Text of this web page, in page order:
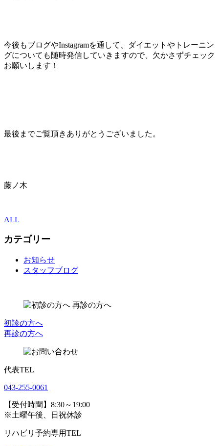
今後もブログやInstagramを通して、ダイエットやトレーニン
グについても随時発信していきますので、欠かさずチェック
お願いします！
最後までご覧頂きありがとうございました。
藤ノ木
ALL
カテゴリー
お知らせ
スタッフブログ
初診の方へ
再診の方へ
代表TEL
043-255-0061
【受付時間】8:30～19:00
※土曜午後、日祝休診
リハビリ予約専用TEL